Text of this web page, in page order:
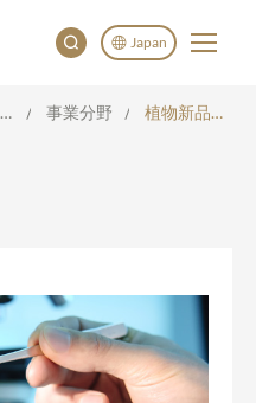
Japan
English
事業分野 植物新品種保護